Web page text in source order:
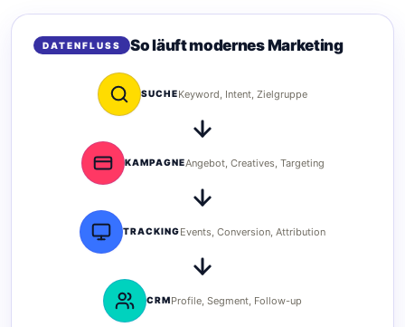
DATENFLUSS So läuft modernes Marketing
SUCHEKeyword, Intent, Zielgruppe
KAMPAGNEAngebot, Creatives, Targeting
TRACKINGEvents, Conversion, Attribution
CRMProfile, Segment, Follow-up